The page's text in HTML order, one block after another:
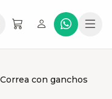
con ganchos